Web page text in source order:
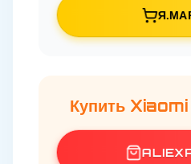
Купить